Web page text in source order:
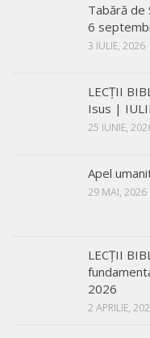
Tabără de
6
3 IULIE, 2026
LECŢII
Isus |
25 IUNIE,
Apel
29 MAI, 2026
LECŢII
2026
2 APRILIE,